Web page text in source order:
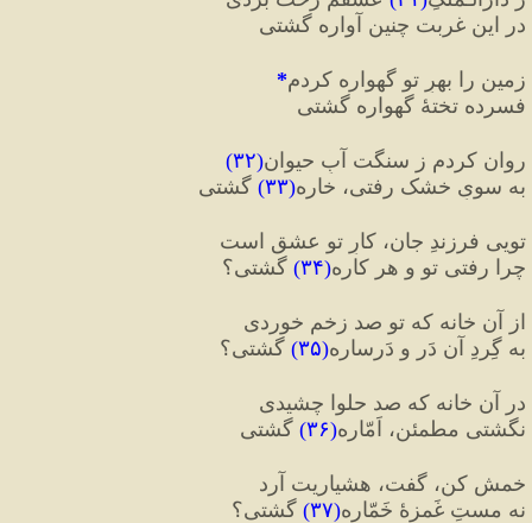
در این غربت چنین آواره گشتی
زمین را بهرِ تو گهواره کردم*
فسرده تختهٔ گهواره گشتی
روان کردم ز سنگت آبِ حیوان(۳۲)
به سویِ خشک رفتی، خاره(۳۳) گشتی
تویی فرزندِ جان، کارِ تو عشق است
چرا رفتی تو و هر کاره(۳۴) گشتی؟
از آن خانه که تو صد زخم خوردی
به گِردِ آن دَر و دَرساره(۳۵) گشتی؟
در آن خانه که صد حلوا چشیدی
نگشتی مطمئن، اَمّاره(۳۶) گشتی
خمش کن، گفت، هشیاریت آرد
نه مستِ غَمزهٔ خَمّاره(۳۷) گشتی؟